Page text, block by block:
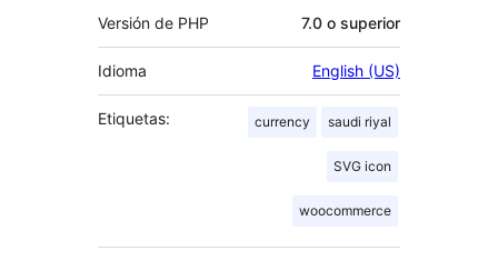
Versión de PHP 7.0 o superior
Idioma English (US)
Etiquetas: currency saudi riyal
SVG icon
woocommerce